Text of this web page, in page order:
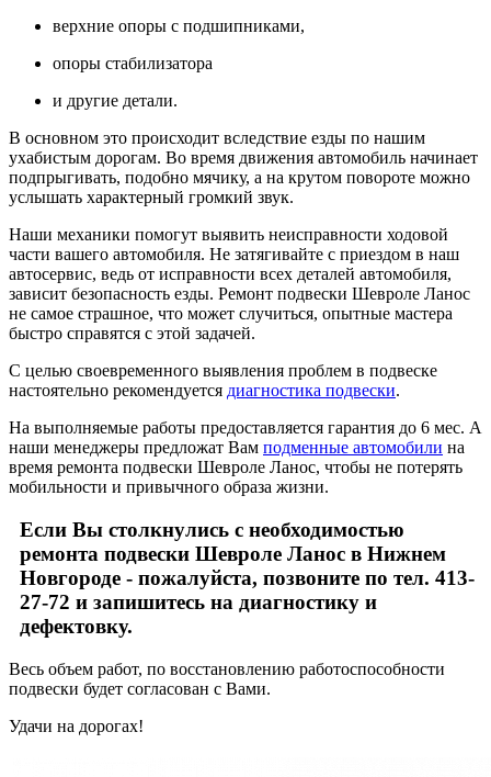
верхние опоры с подшипниками,
опоры стабилизатора
и другие детали.
В основном это происходит вследствие езды по нашим
ухабистым дорогам. Во время движения автомобиль начинает
подпрыгивать, подобно мячику, а на крутом повороте можно
услышать характерный громкий звук.
Наши механики помогут выявить неисправности ходовой
части вашего автомобиля. Не затягивайте с приездом в наш
автосервис, ведь от исправности всех деталей автомобиля,
зависит безопасность езды. Ремонт подвески Шевроле Ланос
не самое страшное, что может случиться, опытные мастера
быстро справятся с этой задачей.
С целью своевременного выявления проблем в подвеске
настоятельно рекомендуется диагностика подвески.
На выполняемые работы предоставляется гарантия до 6 мес. А
наши менеджеры предложат Вам подменные автомобили на
время ремонта подвески Шевроле Ланос, чтобы не потерять
мобильности и привычного образа жизни.
Если Вы столкнулись с необходимостью
ремонта подвески Шевроле Ланос в Нижнем
Новгороде - пожалуйста, позвоните по тел. 413-
27-72 и запишитесь на диагностику и
дефектовку.
Весь объем работ, по восстановлению работоспособности
подвески будет согласован с Вами.
Удачи на дорогах!